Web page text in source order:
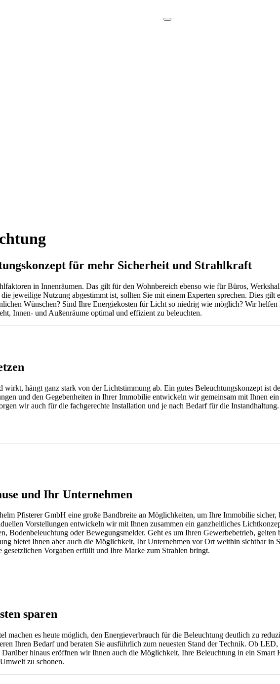
für mehr Sicherheit und Strahlkraft
in Innenräumen. Das gilt für den Wohnbereich ebenso wie für Büros,
jeweilige Nutzung abgestimmt ist, sollten Sie mit einem Experten sprechen. Dies gilt
Wünschen? Sind Ihre Energiekosten für Licht so niedrig wie möglich? Wir
Innen- und Außenräume optimal und effizient zu beleuchten.
hängt ganz stark von der Lichtstimmung ab. Ein gutes Beleuchtungskonzept ist
und den Gegebenheiten in Ihrer Immobilie entwickeln wir gemeinsam mit Ihnen
wir auch für die fachgerechte Installation und je nach Bedarf für die Instandhaltung.
und Ihr Unternehmen
Pfisterer GmbH eine große Bandbreite an Möglichkeiten, um Ihre Immobilie sicher,
Vorstellungen entwickeln wir mit Ihnen zusammen ein ganzheitliches
Bodenbeleuchtung oder Bewegungsmelder. Geht es um Ihren Gewerbebetrieb,
bietet Ihnen aber auch die Möglichkeit, Ihr Unternehmen vor Ort weithin sichtbar in
Vorgaben erfüllt und Ihre Marke zum Strahlen bringt.
sparen
machen es heute möglich, den Energieverbrauch für die Beleuchtung deutlich zu
Ihren Bedarf und beraten Sie ausführlich zum neuesten Stand der Technik. Ob
hinaus eröffnen wir Ihnen auch die Möglichkeit, Ihre Beleuchtung in ein
zu schonen.